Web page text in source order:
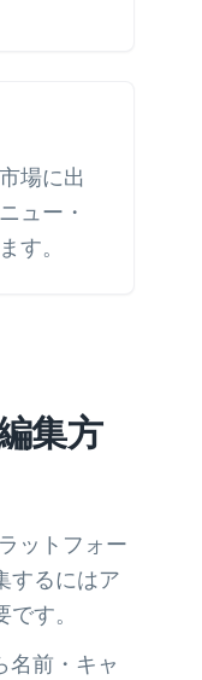
場に出
ュー・
す。
集方
ットフォー
するにはア
す。
名前・キャ